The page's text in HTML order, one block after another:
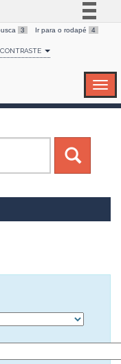
Simplifique!
Comunica BR
Canais
3 Ir para o rodapé 4
CONTRASTE